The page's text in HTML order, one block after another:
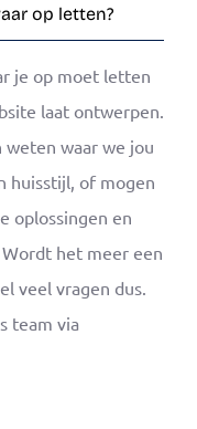
op letten?
je op moet letten
laat ontwerpen.
waar we jou
huisstijl, of mogen
oplossingen en
het meer een
veel vragen dus.
team via